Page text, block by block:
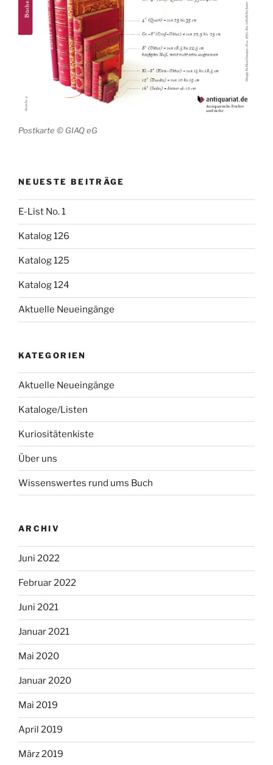
Postkarte © GIAQ eG
NEUESTE BEITRÄGE
E-List No. 1
Katalog 126
Katalog 125
Katalog 124
Aktuelle Neueingänge
KATEGORIEN
Aktuelle Neueingänge
Kataloge/Listen
Kuriositätenkiste
Über uns
Wissenswertes rund ums Buch
ARCHIV
Juni 2022
Februar 2022
Juni 2021
Januar 2021
Mai 2020
Januar 2020
Mai 2019
April 2019
März 2019